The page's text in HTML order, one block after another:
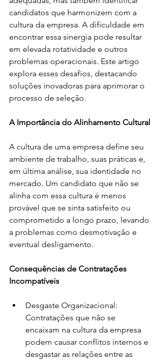
candidatos que harmonizem com a
cultura da empresa. A dificuldade em
encontrar essa sinergia pode resultar
em elevada rotatividade e outros
problemas operacionais. Este artigo
explora esses desafios, destacando
soluções inovadoras para aprimorar o
processo de seleção.
A Importância do Alinhamento Cultural
A cultura de uma empresa define seu
ambiente de trabalho, suas práticas e,
em última análise, sua identidade no
mercado. Um candidato que não se
alinha com essa cultura é menos
provável que se sinta satisfeito ou
comprometido a longo prazo, levando
a problemas como desmotivação e
eventual desligamento.
Consequências de Contratações
Incompatíveis
Desgaste Organizacional:
Contratações que não se
encaixam na cultura da empresa
podem causar conflitos internos e
desgastar as relações entre as